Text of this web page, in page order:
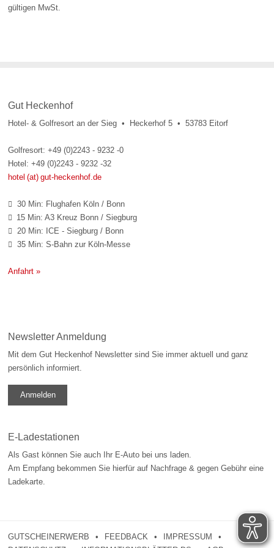
gültigen MwSt.
Gut Heckenhof
Hotel- & Golfresort an der Sieg • Heckerhof 5 • 53783 Eitorf
Golfresort: +49 (0)2243 - 9232 -0
Hotel: +49 (0)2243 - 9232 -32
hotel (at) gut-heckenhof.de
 30 Min: Flughafen Köln / Bonn
 15 Min: A3 Kreuz Bonn / Siegburg
 20 Min: ICE - Siegburg / Bonn
 35 Min: S-Bahn zur Köln-Messe
Anfahrt »
Newsletter Anmeldung
Mit dem Gut Heckenhof Newsletter sind Sie immer aktuell und ganz
persönlich informiert.
Anmelden
E-Ladestationen
Als Gast können Sie auch Ihr E-Auto bei uns laden.
Am Empfang bekommen Sie hierfür auf Nachfrage & gegen Gebühr eine
Ladekarte.
GUTSCHEINERWERB FEEDBACK
IMPRESSUM